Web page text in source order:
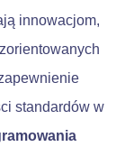
innowacjom,
standardów w